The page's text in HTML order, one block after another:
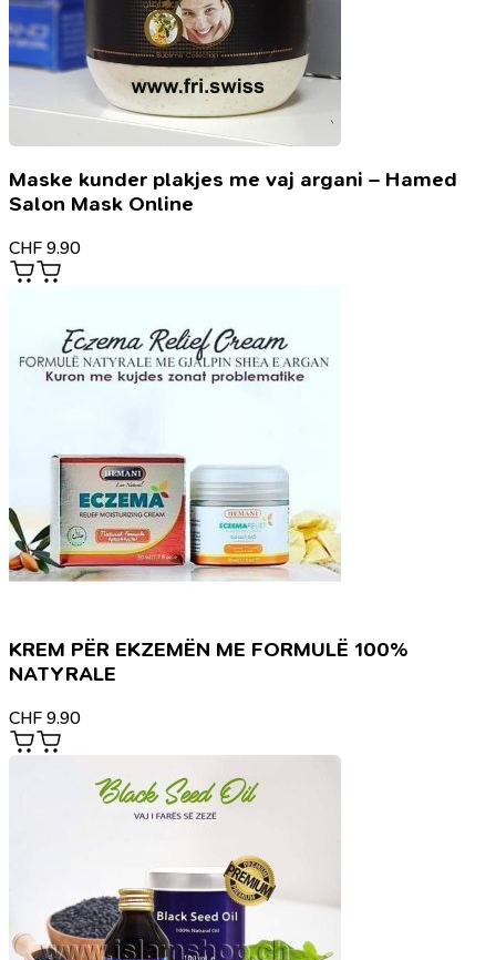
Maske kunder plakjes me vaj argani – Hamed
Salon Mask Online
CHF 9.90
KREM PËR EKZEMËN ME FORMULË 100%
NATYRALE
CHF 9.90